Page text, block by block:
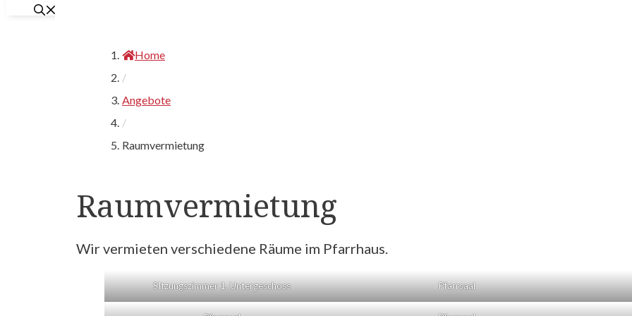
Home
/
Angebote
/
Raumvermietung
Raumvermietung
Wir vermieten verschiedene Räume im Pfarrhaus.
SItzungszimmer 1. Untergeschoss Pfarrsaal